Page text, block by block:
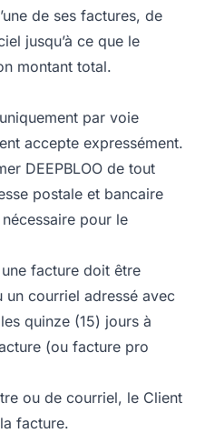
de ses factures, de
jusqu’à ce que le
montant total.
par voie
accepte expressément.
DEEPBLOO de tout
postale et bancaire
pour le
facture doit être
un courriel adressé avec
quinze (15) jours à
(ou facture pro
ou de courriel, le Client
facture.